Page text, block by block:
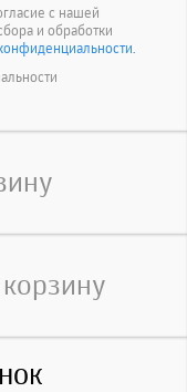
с нашей
и обработки